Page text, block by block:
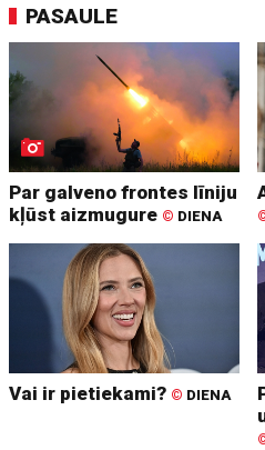
PASAULE
Par galveno frontes līniju
kļūst aizmugure © DIENA
Vai ir pietiekami? © DIENA